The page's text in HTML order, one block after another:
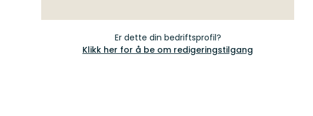
Er dette din bedriftsprofil?
Klikk her for å be om redigeringstilgang